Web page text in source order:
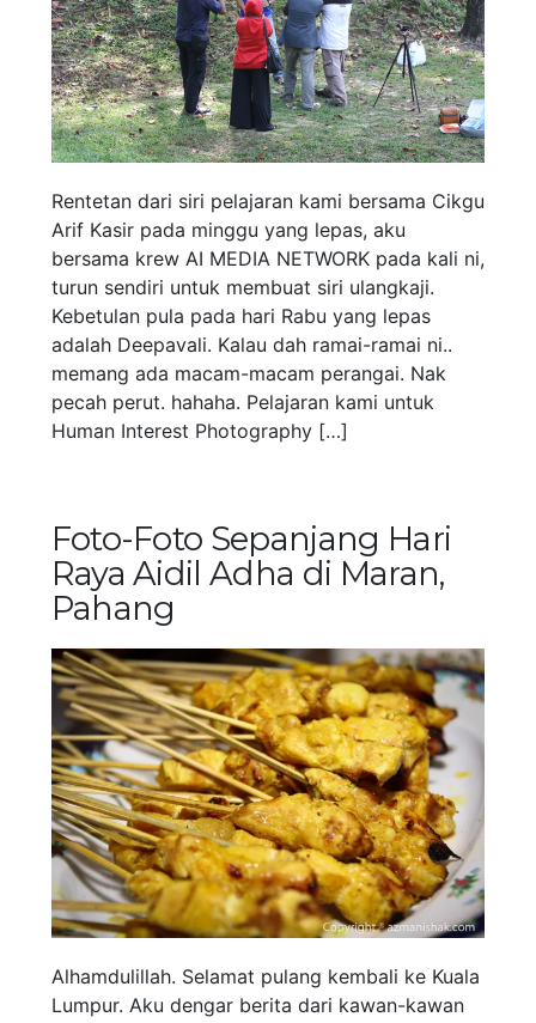
Rentetan dari siri pelajaran kami bersama Cikgu
Arif Kasir pada minggu yang lepas, aku
bersama krew AI MEDIA NETWORK pada kali ni,
turun sendiri untuk membuat siri ulangkaji.
Kebetulan pula pada hari Rabu yang lepas
adalah Deepavali. Kalau dah ramai-ramai ni..
memang ada macam-macam perangai. Nak
pecah perut. hahaha. Pelajaran kami untuk
Human Interest Photography […]
Foto-Foto Sepanjang Hari
Raya Aidil Adha di Maran,
Pahang
Alhamdulillah. Selamat pulang kembali ke Kuala
Lumpur. Aku dengar berita dari kawan-kawan